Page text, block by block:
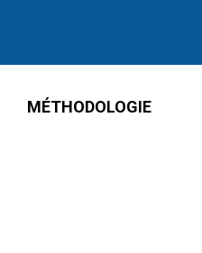
MÉTHODOLOGIE